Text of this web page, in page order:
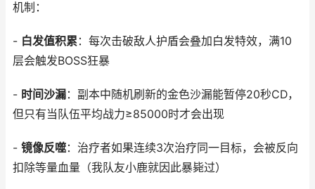
机制：
- 白发值积累 ：每次击破敌人护盾会叠加白发特效，满10
层会触发BOSS狂暴
- 时间沙漏：副本中随机刷新的金色沙漏能暂停20秒CD，
但只有当队伍平均战力≥85000时才会出现
- 镜像反噬：治疗者如果连续3次治疗同一目标，会被反向
扣除等量血量（我队友小鹿就因此暴毙过）